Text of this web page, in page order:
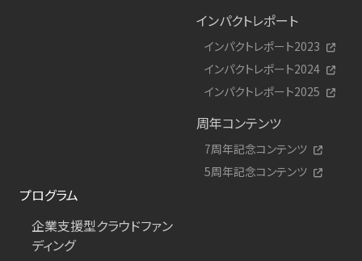
インパクトレポート
インパクトレポート2023
インパクトレポート2024
インパクトレポート2025
周年コンテンツ
7周年記念コンテンツ
5周年記念コンテンツ
プログラム
企業支援型クラウドファン
ディング